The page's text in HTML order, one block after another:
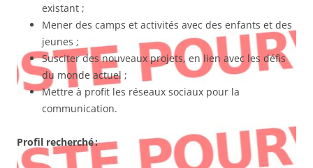
existant ;
Mener des camps et activités avec des enfants et des
jeunes ;
Susciter des nouveaux projets, en lien avec les défis
du monde actuel ;
Mettre à profit les réseaux sociaux pour la
communication.
Profil recherché :